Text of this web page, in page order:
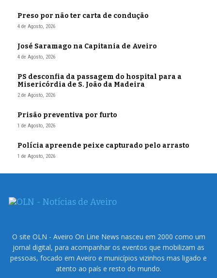
Preso por não ter carta de condução
4 de Agosto, 2026
José Saramago na Capitania de Aveiro
4 de Agosto, 2026
PS desconfia da passagem do hospital para a
Misericórdia de S. João da Madeira
2 de Agosto, 2026
Prisão preventiva por furto
1 de Agosto, 2026
Polícia apreende peixe capturado pelo arrasto
1 de Agosto, 2026
O site OLN - Aveiro On Line News nasceu em 2000 como um
jornal digital, para acompanhar os eventos que mobilizam as
pessoas, focado em Aveiro e municípios vizinhos mas ligado e
atento ao país e resto do mundo.